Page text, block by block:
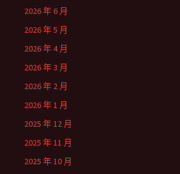
2026 年 6 月
2026 年 5 月
2026 年 4 月
2026 年 3 月
2026 年 2 月
2026 年 1 月
2025 年 12 月
2025 年 11 月
2025 年 10 月